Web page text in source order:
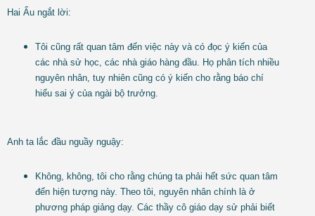
Hai Ẩu ngắt lời:
Tôi cũng rất quan tâm đến việc này và có đọc ý kiến của
các nhà sử học, các nhà giáo hàng đầu. Họ phân tích nhiều
nguyên nhân, tuy nhiên cũng có ý kiến cho rằng báo chí
hiểu sai ý của ngài bộ trưởng.
Anh ta lắc đầu nguầy nguậy:
Không, không, tôi cho rằng chúng ta phải hết sức quan tâm
đến hiện tượng này. Theo tôi, nguyên nhân chính là ở
phương pháp giảng dạy. Các thầy cô giáo dạy sử phải biết